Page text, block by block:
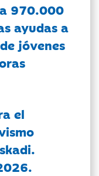
970.000
ayudas a
jóvenes
el